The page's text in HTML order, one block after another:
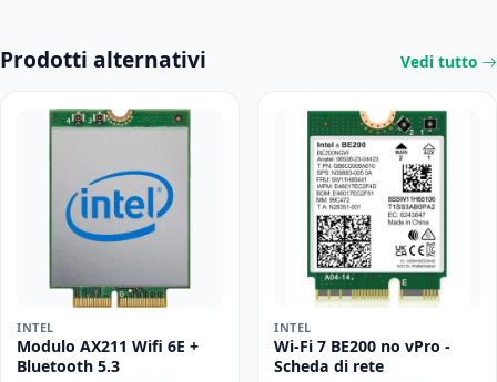
Prodotti alternativi Vedi tutto
INTEL
Modulo AX211 Wifi 6E +
Bluetooth 5.3
INTEL
Wi-Fi 7 BE200 no vPro -
Scheda di rete